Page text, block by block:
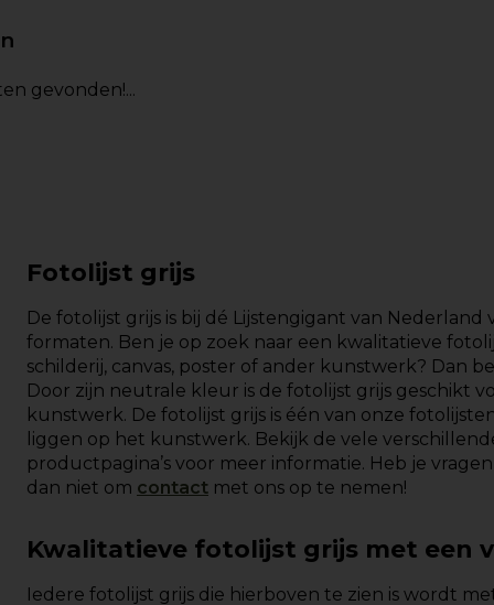
gevonden!...
Fotolijst grijs
De fotolijst grijs is bij dé Lijstengigant van
formaten. Ben je op zoek naar een kwalitatieve
schilderij, canvas, poster of ander kunstwerk? Dan
Door zijn neutrale kleur is de fotolijst grijs geschikt
kunstwerk. De fotolijst grijs is één van onze
liggen op het kunstwerk. Bekijk de vele
productpagina’s voor meer informatie. Heb je
dan niet om contact met ons op te nemen!
Kwalitatieve fotolijst grijs met een
Iedere fotolijst grijs die hierboven te zien is wordt